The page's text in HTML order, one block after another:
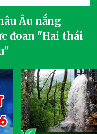
Âu nắng
đoan "Hai thái